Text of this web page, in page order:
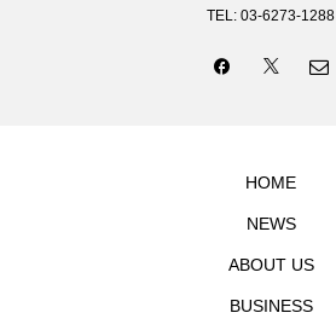
TEL: 03-6273-1288
HOME
NEWS
ABOUT US
BUSINESS